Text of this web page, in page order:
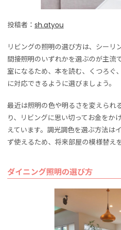
投稿者： sh.atyou
リビングの照明の選び方は、シーリ
間接照明のいずれかを選ぶのが主流
室になるため、本を読む、くつろぐ
に対応できるように選びましょう。
最近は照明の色や明るさを変えられ
り、リビングに思い切ってお金をか
えています。調光調色を選ぶ方法は
ず使えるため、将来部屋の模様替え
ダイニング照明の選び方